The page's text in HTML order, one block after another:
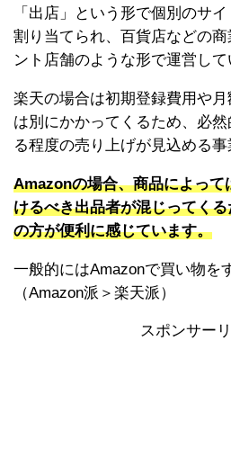
「出店」という形で個別のサ
割り当てられ、百貨店などの
ント店舗のような形で運営して
楽天の場合は初期登録費用や
は別にかかってくるため、必
る程度の売り上げが見込める事
Amazonの場合、商品によって
けるべき出品者が混じってく
の方が便利に感じています。
一般的にはAmazonで買い物を
（Amazon派＞楽天派）
スポンサー